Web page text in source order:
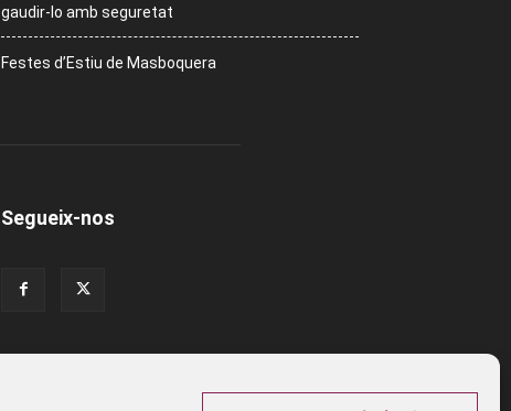
gaudir-lo amb seguretat
Festes d’Estiu de Masboquera
Segueix-nos